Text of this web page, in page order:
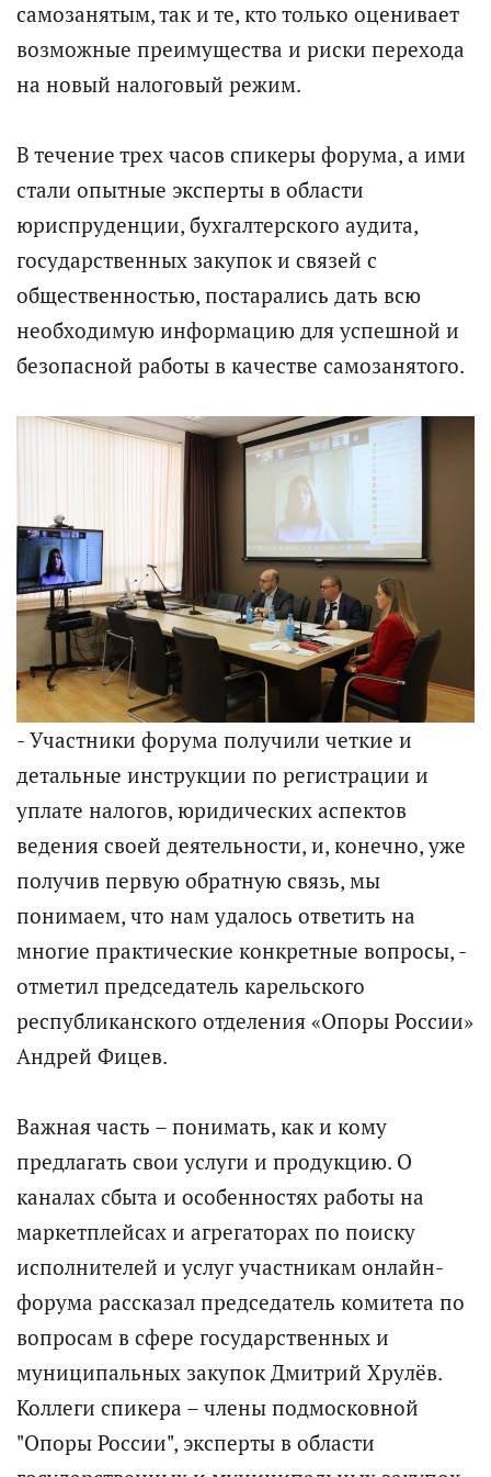
самозанятым, так и те, кто только оценивает
возможные преимущества и риски перехода
на новый налоговый режим.
В течение трех часов спикеры форума, а ими
стали опытные эксперты в области
юриспруденции, бухгалтерского аудита,
государственных закупок и связей с
общественностью, постарались дать всю
необходимую информацию для успешной и
безопасной работы в качестве самозанятого.
- Участники форума получили четкие и
детальные инструкции по регистрации и
уплате налогов, юридических аспектов
ведения своей деятельности, и, конечно, уже
получив первую обратную связь, мы
понимаем, что нам удалось ответить на
многие практические конкретные вопросы, -
отметил председатель карельского
республиканского отделения «Опоры России»
Андрей Фицев.
Важная часть – понимать, как и кому
предлагать свои услуги и продукцию. О
каналах сбыта и особенностях работы на
маркетплейсах и агрегаторах по поиску
исполнителей и услуг участникам онлайн-
форума рассказал председатель комитета по
вопросам в сфере государственных и
муниципальных закупок Дмитрий Хрулёв.
Коллеги спикера – члены подмосковной
"Опоры России", эксперты в области